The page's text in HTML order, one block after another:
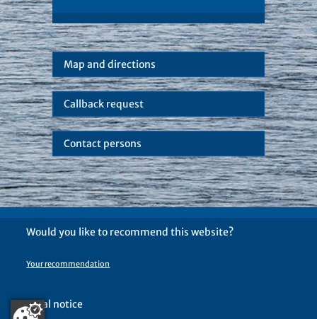
Map and directions
Callback request
Contact persons
Would you like to recommend this website?
Your recommendation
Legal notice